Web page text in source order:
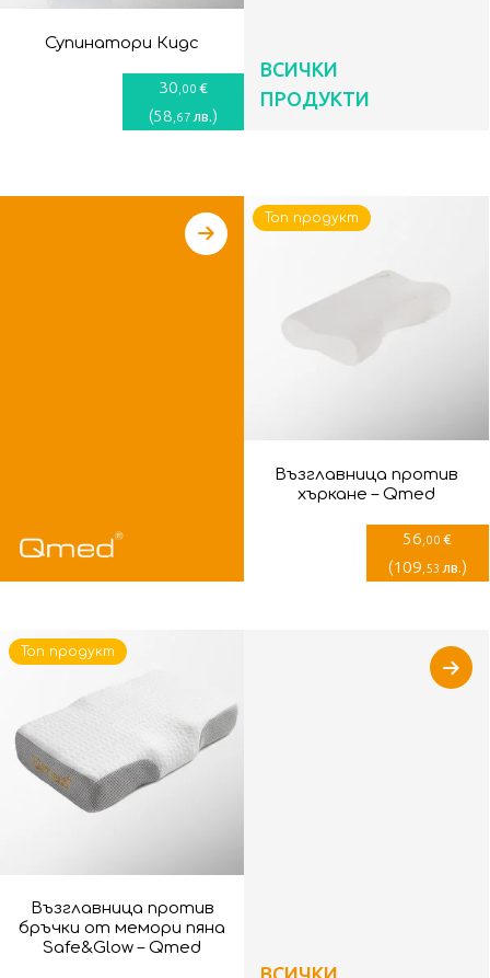
Супинатори Кидс
30 ,00 €
(58 ,67 лв.)
ВСИЧКИ
ПРОДУКТИ
Възглавница против
хъркане – Qmed
56 ,00 €
(109 ,53 лв.)
Топ продукт
Възглавница против
бръчки от мемори пяна
Safe&Glow – Qmed
Топ продукт